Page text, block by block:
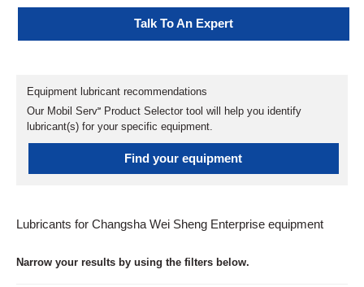
Talk To An Expert
Equipment lubricant recommendations
Our Mobil Serv℠ Product Selector tool will help you identify
lubricant(s) for your specific equipment.
Find your equipment
Lubricants for Changsha Wei Sheng Enterprise equipment
Narrow your results by using the filters below.